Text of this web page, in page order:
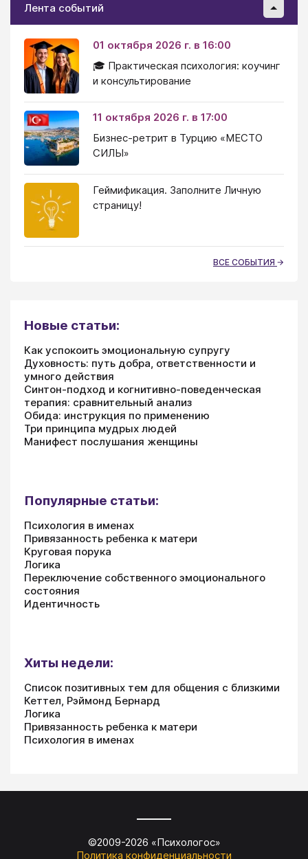
Лента событий
01 октября 2026 г. в 16:00
🎓 Практическая психология: коучинг
и консультирование
11 октября 2026 г. в 17:00
Бизнес-ретрит в Турцию «МЕСТО
СИЛЫ»
Геймификация. Заполните Личную
страницу!
ВСЕ СОБЫТИЯ
Новые статьи:
Как успокоить эмоциональную супругу
Духовность: путь добра, ответственности и
умного действия
Синтон-подход и когнитивно-поведенческая
терапия: сравнительный анализ
Обида: инструкция по применению
Три принципа мудрых людей
Манифест послушания женщины
Популярные статьи:
Психология в именах
Привязанность ребенка к матери
Круговая порука
Логика
Переключение собственного эмоционального
состояния
Идентичность
Хиты недели:
Список позитивных тем для общения с близкими
Кеттел, Рэймонд Бернард
Логика
Привязанность ребенка к матери
Психология в именах
©2009-2026 «Психологос»
Политика конфиденциальности